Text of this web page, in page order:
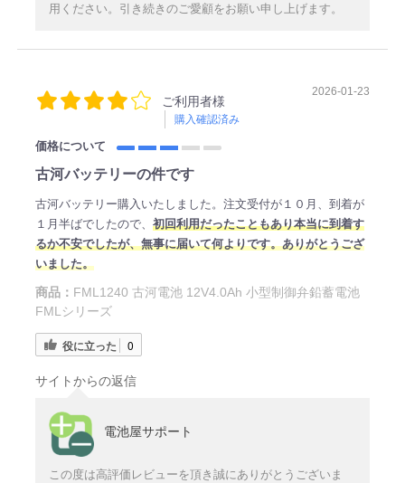
用ください。引き続きのご愛顧をお願い申し上げます。
ご利用者様
購入確認済み
2026-01-23
価格について
古河バッテリーの件です
古河バッテリー購入いたしました。注文受付が１０月、到着が
１月半ばでしたので、 初回利用だったこともあり本当に到着す
るか不安でしたが、無事に届いて何よりです。ありがとうござ
いました。
商品： FML1240 古河電池 12V4.0Ah 小型制御弁鉛蓄電池
FMLシリーズ
役に立った 0
サイトからの返信
電池屋サポート
この度は高評価レビューを頂き誠にありがとうございま